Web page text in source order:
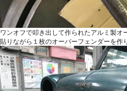
ワンオフで叩き出して作られたアルミ製オ
貼りながら１枚のオーバーフェンダーを作